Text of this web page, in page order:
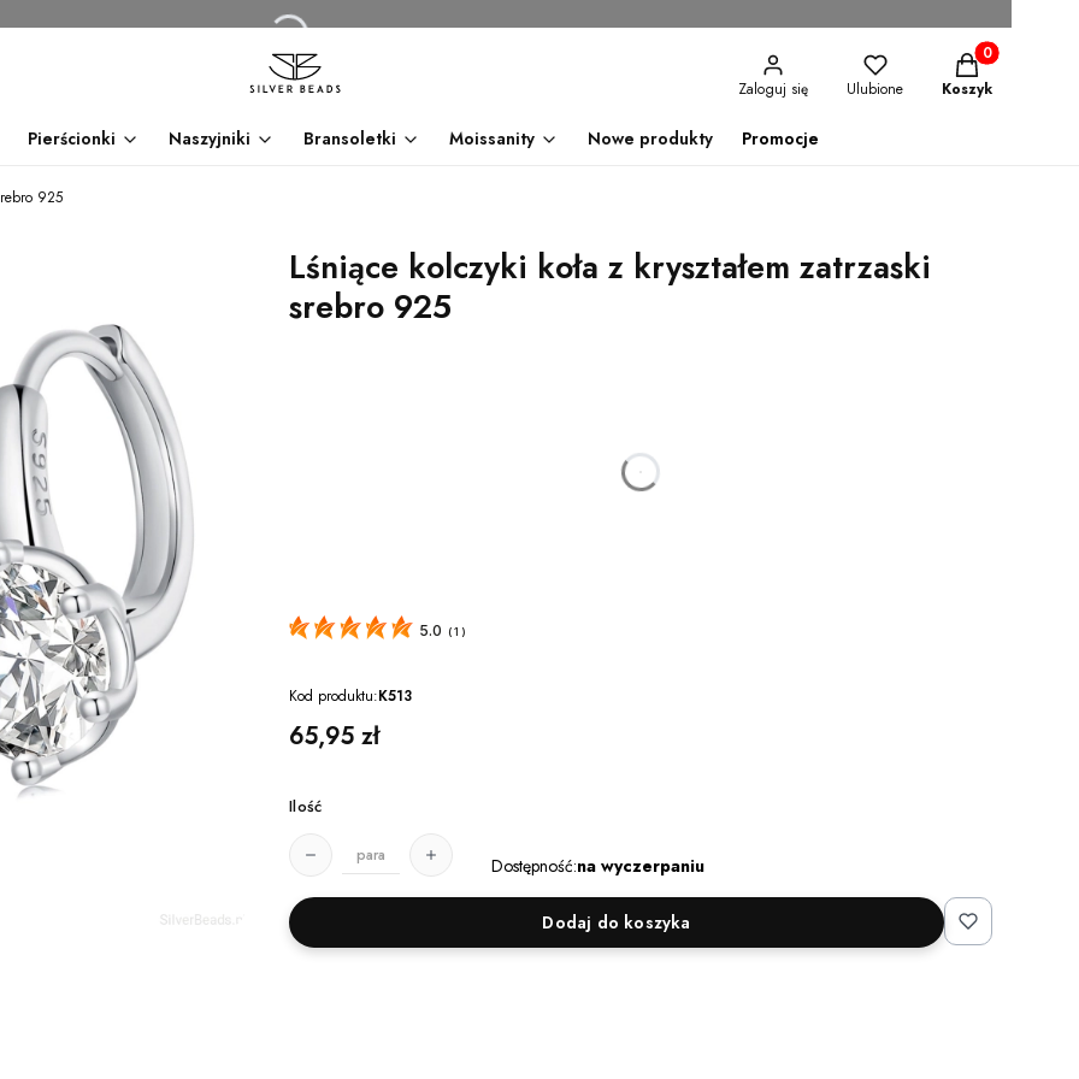
Zaloguj się Ulubione
Produkty w
Koszyk
Pierścionki Naszyjniki Bransoletki Moissanity Nowe produkty Promocje
925
Lśniące kolczyki koła z kryształem zatrzaski
srebro 925
godzin
5.0 (1 )
Kod produktu:K513
Cena
65,95 zł
Ilość
para Dostępność:na wyczerpaniu
Dodaj do koszyka